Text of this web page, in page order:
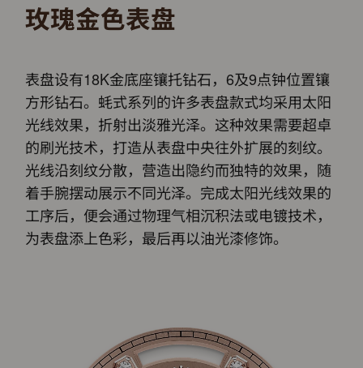
玫瑰金色表盘
表盘设有18K金底座镶托钻石，6及9点钟位置镶
方形钻石。蚝式系列的许多表盘款式均采用太阳
光线效果，折射出淡雅光泽。这种效果需要超卓
的刷光技术，打造从表盘中央往外扩展的刻纹。
光线沿刻纹分散，营造出隐约而独特的效果，随
着手腕摆动展示不同光泽。完成太阳光线效果的
工序后，便会通过物理气相沉积法或电镀技术，
为表盘添上色彩，最后再以油光漆修饰。